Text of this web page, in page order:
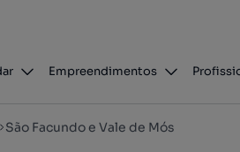
Empreendimentos
São Facundo e Vale de Mós